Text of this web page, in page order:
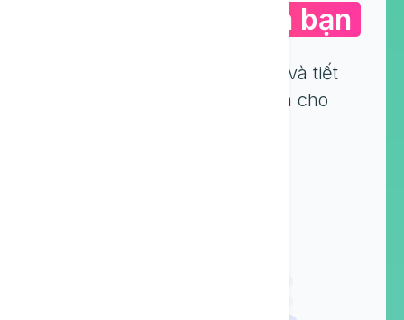
Doanh nghiệp của bạn
Textie sẽ giúp tăng năng suất và tiết
kiệm thời gian quý giá của bạn cho